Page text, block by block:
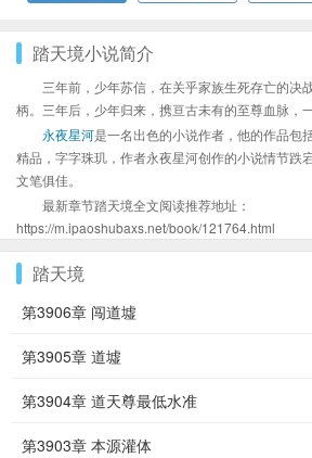
踏天境小说简介
三年前，少年苏信，在关乎家族生死存亡的决
柄。三年后，少年归来，携亘古未有的至尊血脉，
永夜星河是一名出色的小说作者，他的作品包
精品，字字珠玑，作者永夜星河创作的小说情节跌
文笔俱佳。
最新章节踏天境全文阅读推荐地址：
https://m.ipaoshubaxs.net/book/121764.html
踏天境
第3906章 闯道墟
第3905章 道墟
第3904章 道天尊最低水准
第3903章 本源灌体